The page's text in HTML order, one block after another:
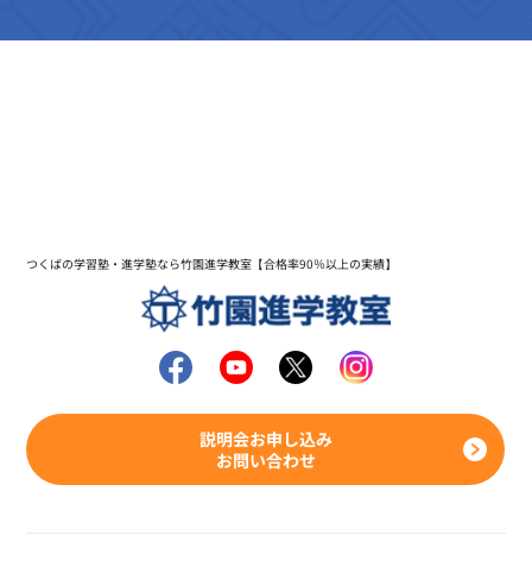
つくばの学習塾・進学塾なら竹園進学教室【合格率90％以上の実績】
説明会お申し込み
お問い合わせ